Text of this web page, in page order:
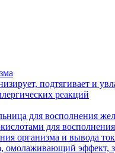
подтягивает и
реакций
для восполнения
для
организма и вывода
омолаживающий эффект,